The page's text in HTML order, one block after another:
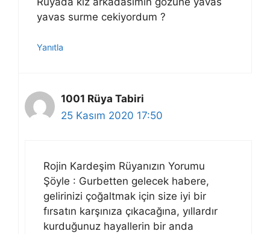
yavas surme cekiyordum ?
Yanıtla
1001 Rüya Tabiri
25 Kasım 2020 17:50
Rojin Kardeşim Rüyanızın Yorumu
Şöyle : Gurbetten gelecek habere,
gelirinizi çoğaltmak için size iyi bir
fırsatın karşınıza çıkacağına, yıllardır
kurduğunuz hayallerin bir anda